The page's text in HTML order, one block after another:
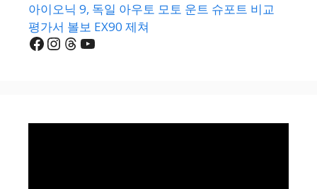
아이오닉 9, 독일 아우토 모토 운트 슈포트 비교
평가서 볼보 EX90 제쳐
Facebook
Instagram
Threads
YouTube